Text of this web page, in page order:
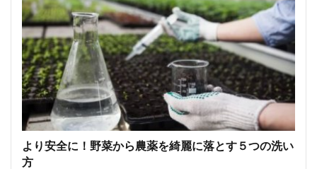
より安全に！野菜から農薬を綺麗に落とす５つの洗い
方